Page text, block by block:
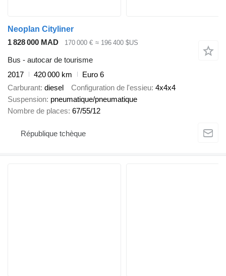
Neoplan Cityliner
1 828 000 MAD
170 000 € ≈ 196 400 $US
Bus - autocar de tourisme
2017
420 000 km
Euro 6
Carburant diesel Configuration de l'essieu 4x4x4
Suspension pneumatique/pneumatique
Nombre de places 67/55/12
République tchèque